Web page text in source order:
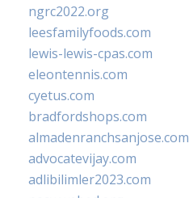
ngrc2022.org
leesfamilyfoods.com
lewis-lewis-cpas.com
eleontennis.com
cyetus.com
bradfordshops.com
almadenranchsanjose.com
advocatevijay.com
adlibilimler2023.com